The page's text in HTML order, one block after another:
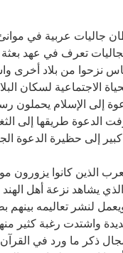
جاليات عربية في
تعرف في عهد بعثة
نزحوا من بلاد أخرى
لسكان
إلى الإسلام يحملون
الدعوة طريقها إلى
إلى حظيرة الدعوة
الذين كانوا يزورون
يشاهد نزعة أهل الهند
لنشر تعاليمه بينهم
واشتدت رغبة كثير
ذكر ما ورد في